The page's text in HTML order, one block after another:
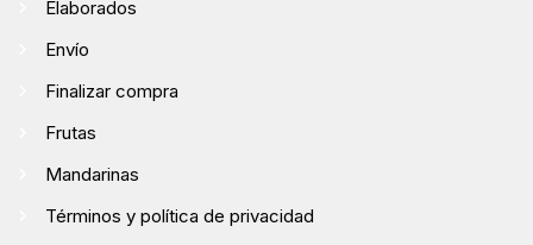
Elaborados
Envío
Finalizar compra
Frutas
Mandarinas
Términos y política de privacidad